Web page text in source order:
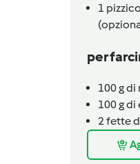
1 pizzico
per
100gdi
100gdi
2fette